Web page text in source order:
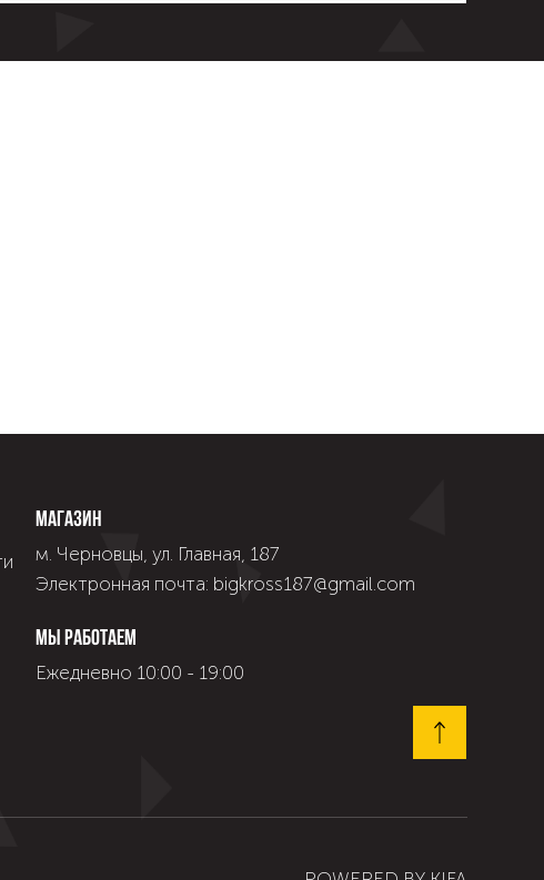
Магазин
м. Черновцы, ул. Главная, 187
Электронная почта: bigkross187@gmail.com
Мы работаем
Ежедневно 10:00 - 19:00